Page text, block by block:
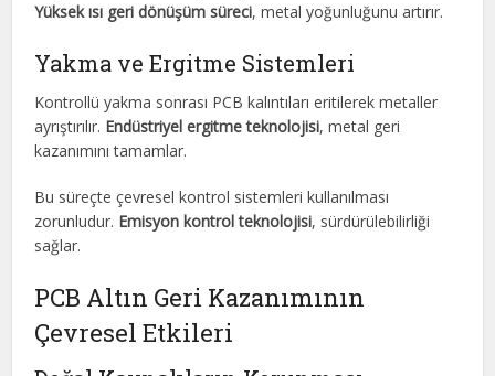
Yüksek ısı geri dönüşüm süreci, metal yoğunluğunu artırır.
Yakma ve Ergitme Sistemleri
Kontrollü yakma sonrası PCB kalıntıları eritilerek metaller
ayrıştırılır. Endüstriyel ergitme teknolojisi, metal geri
kazanımını tamamlar.
Bu süreçte çevresel kontrol sistemleri kullanılması
zorunludur. Emisyon kontrol teknolojisi, sürdürülebilirliği
sağlar.
PCB Altın Geri Kazanımının
Çevresel Etkileri